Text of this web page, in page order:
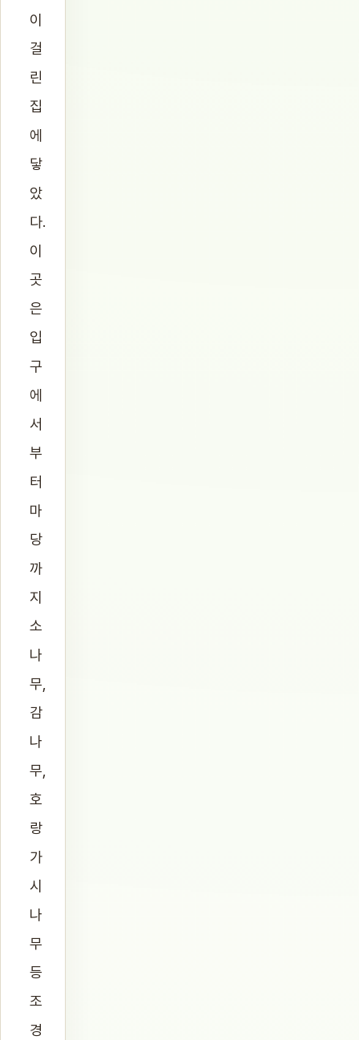
이
걸
린
집
에
닿
았
다.
이
곳
은
입
구
에
서
부
터
마
당
까
지
소
나
무,
감
나
무,
호
랑
가
시
나
무
등
조
경